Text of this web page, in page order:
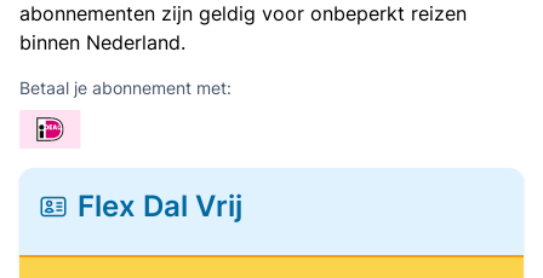
abonnementen zijn geldig voor onbeperkt reizen
binnen Nederland.
Betaal je abonnement met:
Flex Dal Vrij